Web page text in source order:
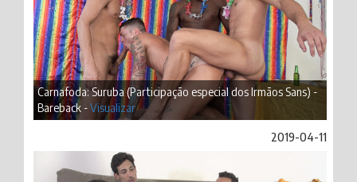
Carnafoda: Suruba (Participação especial dos Irmãos Sans) -
Bareback -Visualizar
2019-04-11